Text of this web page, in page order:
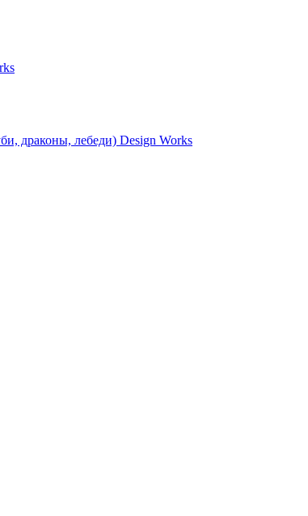
драконы, лебеди) Design Works